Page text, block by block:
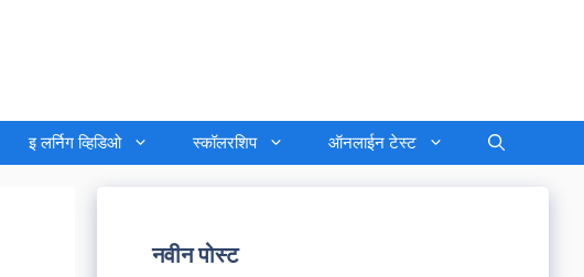
इ लर्निग व्हिडिओ स्कॉलरशिप ऑनलाईन टेस्ट
नवीन पोस्ट